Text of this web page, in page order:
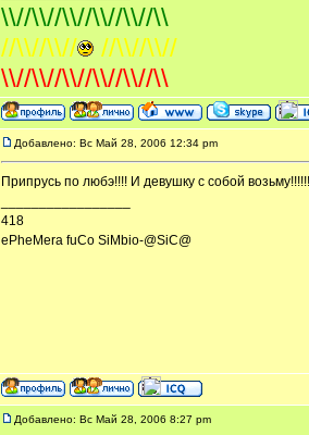
\\//\\//\\//\\//\\//\\
//\\//\\//
//\\//\\//
\\//\\//\\//\\//\\//\\
Добавлено: Вс Май 28, 2006 12:34 pm
Припрусь по любэ!!!! И девушку с собой
418
ePheMera fuCo SiMbio-@SiC@
Добавлено: Вс Май 28, 2006 8:27 pm